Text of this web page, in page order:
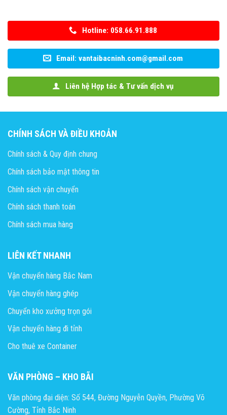
Hotline: 058.66.91.888
Email: vantaibacninh.com@gmail.com
Liên hệ Hợp tác & Tư vấn dịch vụ
CHÍNH SÁCH VÀ ĐIỀU KHOẢN
Chính sách & Quy định chung
Chính sách bảo mật thông tin
Chính sách vận chuyển
Chính sách thanh toán
Chính sách mua hàng
LIÊN KẾT NHANH
Vận chuyển hàng Bắc Nam
Vận chuyển hàng ghép
Chuyển kho xưởng trọn gói
Vận chuyển hàng đi tỉnh
Cho thuê xe Container
VĂN PHÒNG – KHO BÃI
Văn phòng đại diện: Số 544, Đường Nguyễn Quyền, Phường Võ
Cường, Tỉnh Bắc Ninh